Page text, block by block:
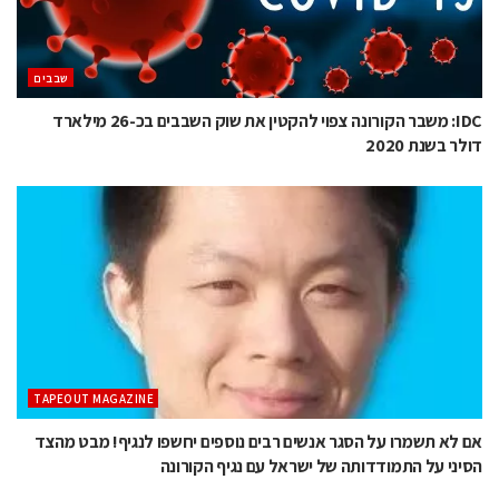
‫שבבים‬
IDC: משבר הקורונה צפוי להקטין את שוק השבבים בכ-26 מילארד
דולר בשנת 2020
TAPEOUT MAGAZINE
אם לא תשמרו על הסגר אנשים רבים נוספים יחשפו לנגיף! מבט מהצד
הסיני על התמודדותה של ישראל עם נגיף הקורונה